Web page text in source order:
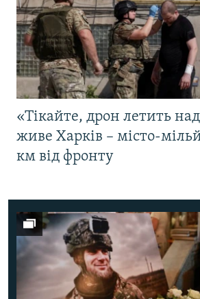
«Тікайте, дрон летить
живе Харків – місто-
км від фронту